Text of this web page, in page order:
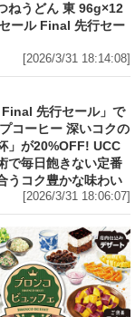
ねうどん 東 96g×12
ール Final 先行セー
[2026/3/31 18:14:08]
Final 先行セール」で
コーヒー 深いコクの
」が20%OFF! UCC
で毎日飽きない定番
うコク豊かな味わい
[2026/3/31 18:06:07]